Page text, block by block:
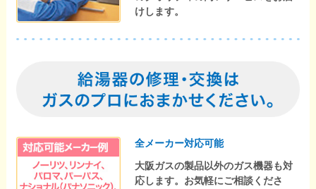
けします。
全メーカー対応可能
大阪ガスの製品以外のガス機器も対
応します。お気軽にご相談くださ